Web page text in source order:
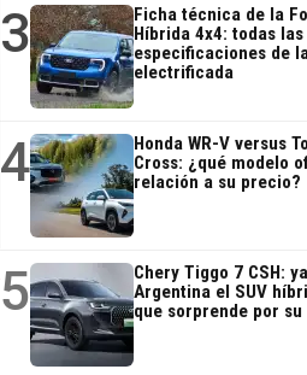
3
Ficha técnica de la
Híbrida 4x4: todas las
especificaciones de
electrificada
4
Honda WR-V versus
Cross: ¿qué modelo
relación a su precio?
5
Chery Tiggo 7 CSH:
Argentina el SUV
que sorprende por